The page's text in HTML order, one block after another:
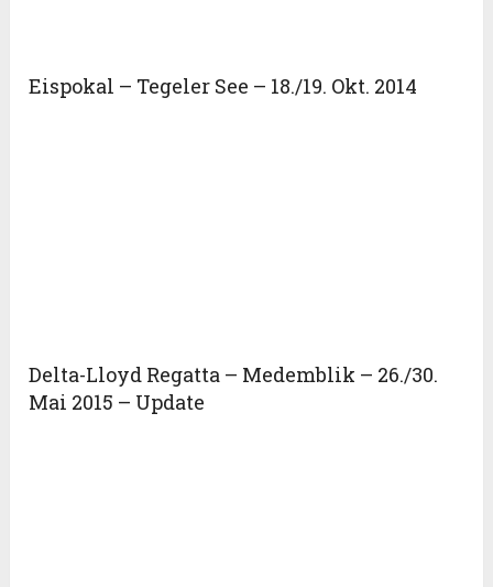
Eispokal – Tegeler See – 18./19. Okt. 2014
Delta-Lloyd Regatta – Medemblik – 26./30.
Mai 2015 – Update